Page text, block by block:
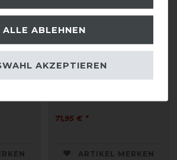
HKM Abschwitzdecke mit
71,95 € *
ARTIKEL MERKEN
ALLE ABLEHNEN
AKZEPTIEREN